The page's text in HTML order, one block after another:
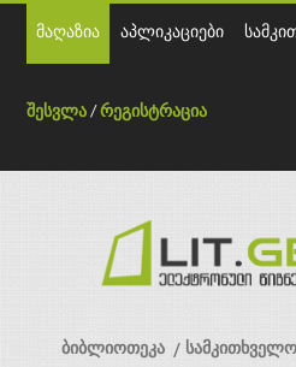
მაღაზია აპლიკაციები
შესვლა /რეგისტრაცია
ბიბლიოთეკა სამკითხველო